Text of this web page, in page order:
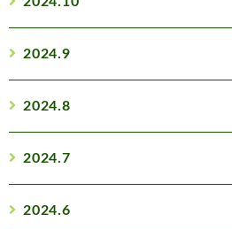
2024.9
2024.8
2024.7
2024.6